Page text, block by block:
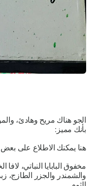
الجو هناك مريح وهادئ،
بأنك مميز:
هنا يمكنك الاطلاع على بعض
مخفوق البابايا النباتي، لافا
والشمندر والجزر الطازج،